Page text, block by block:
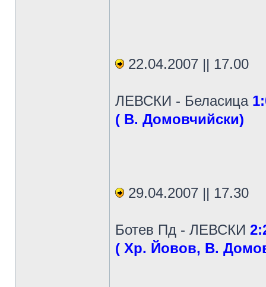
22.04.2007 || 17.00
ЛЕВСКИ - Беласица
( В. Домовчийски)
29.04.2007 || 17.30
Ботев Пд - ЛЕВСКИ
( Хр. Йовов, В.